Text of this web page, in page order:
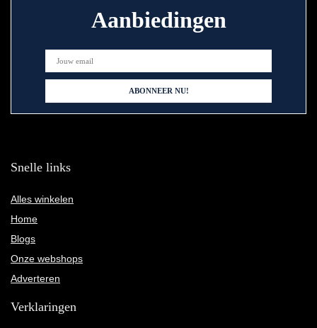
Aanbiedingen
Snelle links
Alles winkelen
Home
Blogs
Onze webshops
Adverteren
Verklaringen